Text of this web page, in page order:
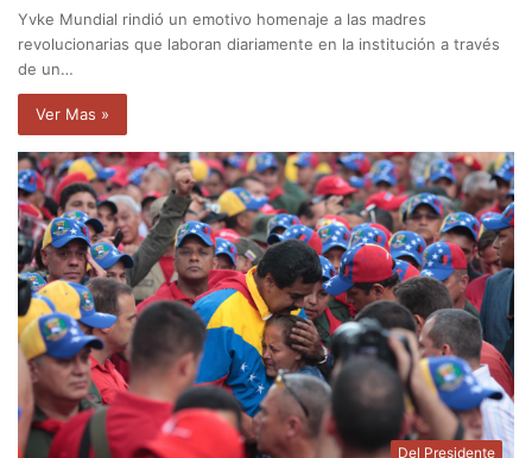
Yvke Mundial rindió un emotivo homenaje a las madres
revolucionarias que laboran diariamente en la institución a través
de un…
Ver Mas »
Del Presidente